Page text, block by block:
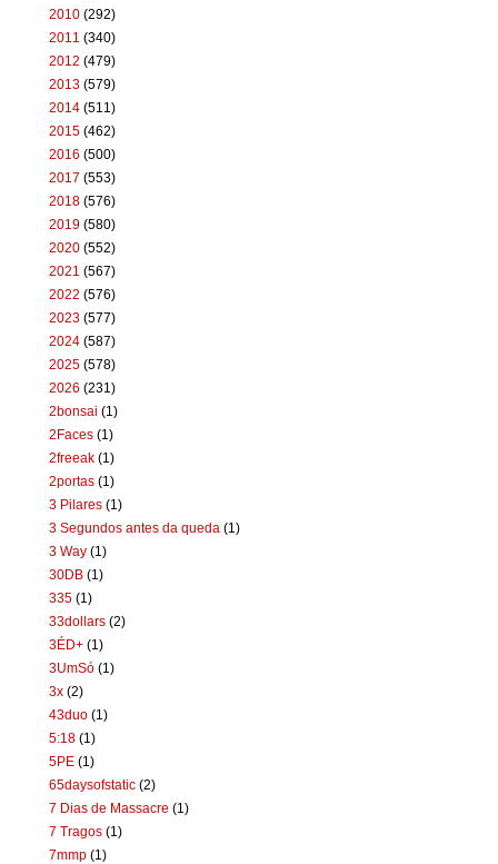
2010 (292)
2011 (340)
2012 (479)
2013 (579)
2014 (511)
2015 (462)
2016 (500)
2017 (553)
2018 (576)
2019 (580)
2020 (552)
2021 (567)
2022 (576)
2023 (577)
2024 (587)
2025 (578)
2026 (231)
2bonsai (1)
2Faces (1)
2freeak (1)
2portas (1)
3 Pilares (1)
3 Segundos antes da queda (1)
3 Way (1)
30DB (1)
335 (1)
33dollars (2)
3ÉD+ (1)
3UmSó (1)
3x (2)
43duo (1)
5:18 (1)
5PE (1)
65daysofstatic (2)
7 Dias de Massacre (1)
7 Tragos (1)
7mmp (1)